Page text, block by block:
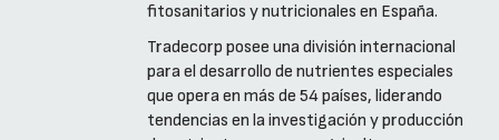
fitosanitarios y nutricionales en España.
Tradecorp posee una división internacional
para el desarrollo de nutrientes especiales
que opera en más de 54 países, liderando
tendencias en la investigación y producción